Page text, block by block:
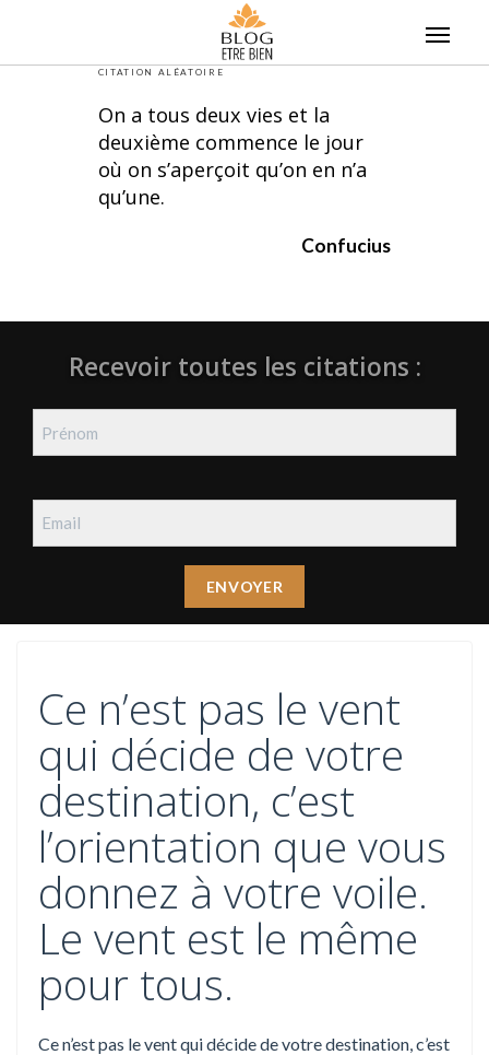
CITATION ALÉATOIRE
On a tous deux vies et la
deuxième commence le jour
où on s’aperçoit qu’on en n’a
qu’une.
Confucius
Recevoir toutes les citations :
Ce n’est pas le vent
qui décide de votre
destination, c’est
l’orientation que vous
donnez à votre voile.
Le vent est le même
pour tous.
Ce n’est pas le vent qui décide de votre destination, c’est